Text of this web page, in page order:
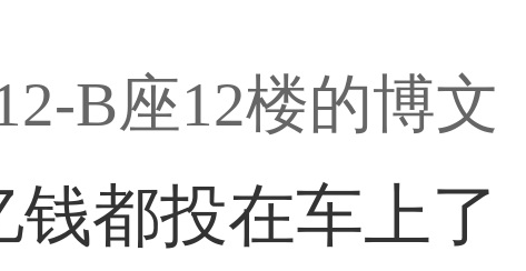
B座12楼的博文
钱都投在车上